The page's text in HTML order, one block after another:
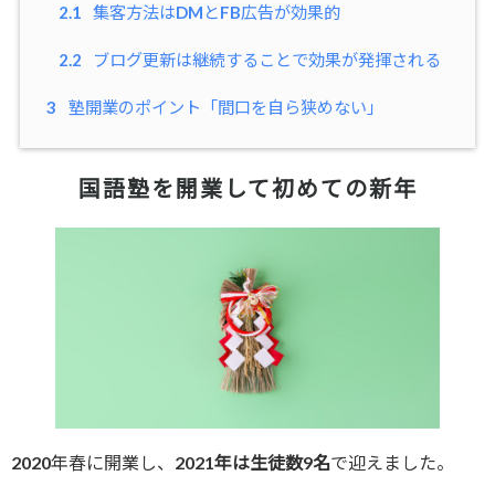
2.1 集客方法はDMとFB広告が効果的
2.2 ブログ更新は継続することで効果が発揮される
3 塾開業のポイント「間口を自ら狭めない」
国語塾を開業して初めての新年
2020年春に開業し、 2021年は生徒数9名で迎えました。